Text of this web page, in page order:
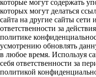
которые могут содержать
которых могут делаться
сайта на другие сайты
ответственности за
политике
усмотрению обновлять
в любое время. Используя
себя ответственности за
политикой